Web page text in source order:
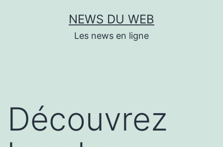
NEWS DU WEB
Les news en ligne
Découvrez